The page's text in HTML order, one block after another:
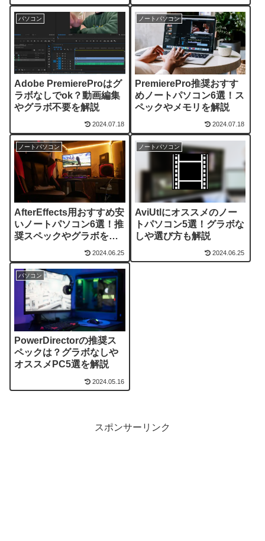
パソコン
Adobe PremiereProはグ
ラボなしでok？動画編集
やグラボ不要を解説
2024.07.18
ノートパソコン
PremierePro推奨おすす
めノートパソコン6選！ス
ペックやメモリを解説
2024.07.18
ノートパソコン
AfterEffects用おすすめ安
いノートパソコン6選！推
奨スペックやグラボを解
2024.06.25
ノートパソコン
AviUtlにオススメのノー
トパソコン5選！グラボな
しや選び方も解説
2024.06.25
パソコン
PowerDirectorの推奨ス
ペックは？グラボなしや
オススメPC5選を解説
2024.05.16
スポンサーリンク